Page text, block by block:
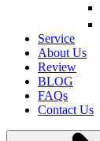
Service
About Us
Review
BLOG
FAQs
Contact Us